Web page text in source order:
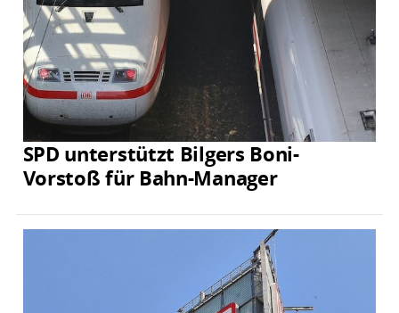
SPD unterstützt Bilgers Boni-
Vorstoß für Bahn-Manager